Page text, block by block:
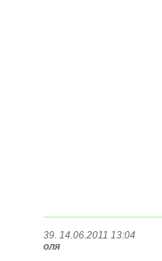
39. 14.06.2011 13:04
оля